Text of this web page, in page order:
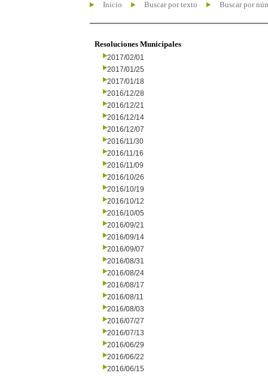
Inicio Buscar por texto Buscar por
Resoluciones Municipales
2017/02/01
2017/01/25
2017/01/18
2016/12/28
2016/12/21
2016/12/14
2016/12/07
2016/11/30
2016/11/16
2016/11/09
2016/10/26
2016/10/19
2016/10/12
2016/10/05
2016/09/21
2016/09/14
2016/09/07
2016/08/31
2016/08/24
2016/08/17
2016/08/11
2016/08/03
2016/07/27
2016/07/13
2016/06/29
2016/06/22
2016/06/15